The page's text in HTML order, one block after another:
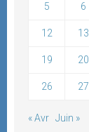
5 6
12 13
19 20
26 27
« Avr Juin »